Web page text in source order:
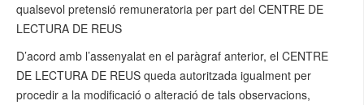
qualsevol pretensió remuneratoria per part del CENTRE DE
LECTURA DE REUS
D’acord amb l’assenyalat en el paràgraf anterior, el CENTRE
DE LECTURA DE REUS queda autoritzada igualment per
procedir a la modificació o alteració de tals observacions,